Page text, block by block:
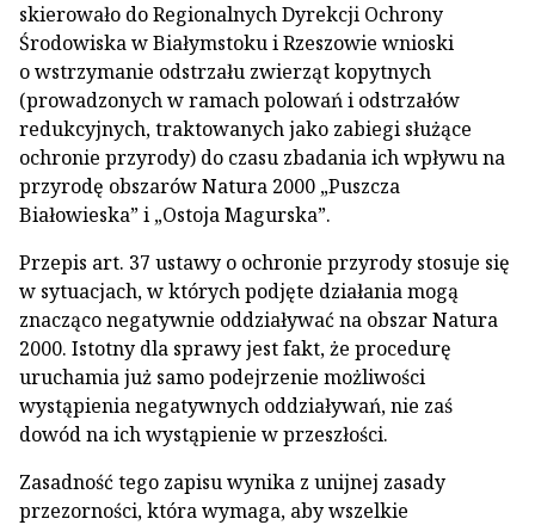
skierowało do Regionalnych Dyrekcji Ochrony
Środowiska w Białymstoku i Rzeszowie wnioski
o wstrzymanie odstrzału zwierząt kopytnych
(prowadzonych w ramach polowań i odstrzałów
redukcyjnych, traktowanych jako zabiegi służące
ochronie przyrody) do czasu zbadania ich wpływu na
przyrodę obszarów Natura 2000 „Puszcza
Białowieska” i „Ostoja Magurska”.
Przepis art. 37 ustawy o ochronie przyrody stosuje się
w sytuacjach, w których podjęte działania mogą
znacząco negatywnie oddziaływać na obszar Natura
2000. Istotny dla sprawy jest fakt, że procedurę
uruchamia już samo podejrzenie możliwości
wystąpienia negatywnych oddziaływań, nie zaś
dowód na ich wystąpienie w przeszłości.
Zasadność tego zapisu wynika z unijnej zasady
przezorności, która wymaga, aby wszelkie